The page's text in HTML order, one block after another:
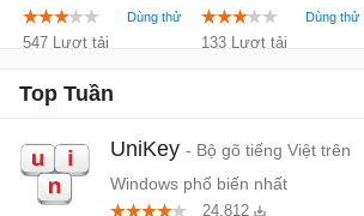
547 Lượt tải 133 Lượt tải
Top Tuần
UniKey - Bộ gõ tiếng Việt trên
Windows phổ biến nhất
24.812